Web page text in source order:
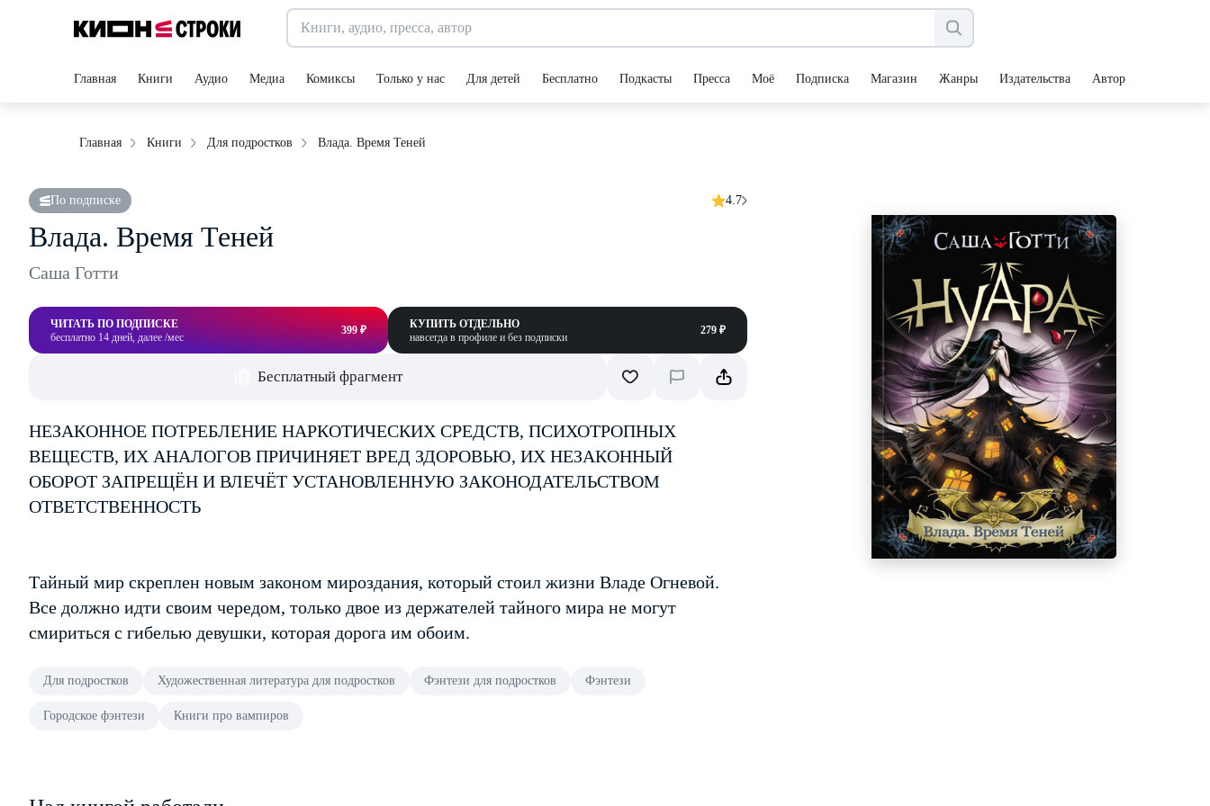
Главная Книги Аудио Медиа Комиксы Только у нас Для детей Бесплатно Подкасты Пресса Моё Подписка Магазин Жанры Издательства Авторы
Главная Книги Для подростков Влада. Время Теней
По подписке 4.7
Влада. Время Теней
Саша Готти
ЧИТАТЬ ПО ПОДПИСКЕ
бесплатно 14 дней, далее /мес
399 ₽
КУПИТЬ ОТДЕЛЬНО
навсегда в профиле и без подписки
279 ₽
Бесплатный фрагмент
НЕЗАКОННОЕ ПОТРЕБЛЕНИЕ НАРКОТИЧЕСКИХ СРЕДСТВ, ПСИХОТРОПНЫХ
ВЕЩЕСТВ, ИХ АНАЛОГОВ ПРИЧИНЯЕТ ВРЕД ЗДОРОВЬЮ, ИХ НЕЗАКОННЫЙ
ОБОРОТ ЗАПРЕЩЁН И ВЛЕЧЁТ УСТАНОВЛЕННУЮ ЗАКОНОДАТЕЛЬСТВОМ
ОТВЕТСТВЕННОСТЬ
Тайный мир скреплен новым законом мироздания, который стоил жизни Владе Огневой.
Все должно идти своим чередом, только двое из держателей тайного мира не могут
смириться с гибелью девушки, которая дорога им обоим.
Для подростков Художественная литература для подростков Фэнтези для подростков Фэнтези
Городское фэнтези Книги про вампиров